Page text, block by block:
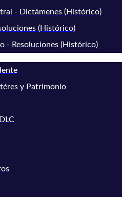
- Dictámenes (Histórico)
(Histórico)
- Resoluciones (Histórico)
y Patrimonio